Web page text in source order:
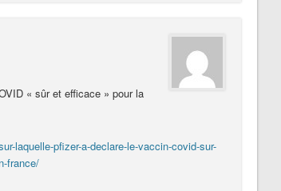
« sûr et efficace » pour la
laquelle-pfizer-a-declare-le-vaccin-covid-sur-
france/